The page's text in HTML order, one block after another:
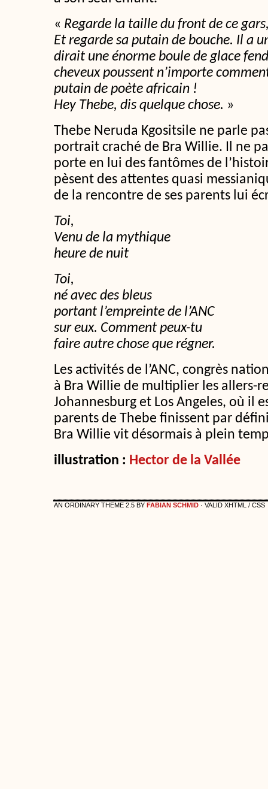
« Regarde la taille du front de ce
Et regarde sa putain de bouche. Il a
dirait une énorme boule de glace
cheveux poussent n’importe
putain de poète africain !
Hey Thebe, dis quelque chose. »
Thebe Neruda Kgositsile ne parle
portrait craché de Bra Willie. Il ne
porte en lui des fantômes de
pèsent des attentes quasi
de la rencontre de ses parents lui
Toi,
Venu de la mythique
heure de nuit
Toi,
né avec des bleus
portant l’empreinte de l’ANC
sur eux. Comment peux-tu
faire autre chose que régner.
Les activités de l’ANC, congrès
à Bra Willie de multiplier les allers-
Johannesburg et Los Angeles, où il
parents de Thebe finissent par
Bra Willie vit désormais à plein
illustration : Hector de la Vallée
AN ORDINARY THEME 2.5 BY FABIAN SCHMID · VALID XHTML / CSS